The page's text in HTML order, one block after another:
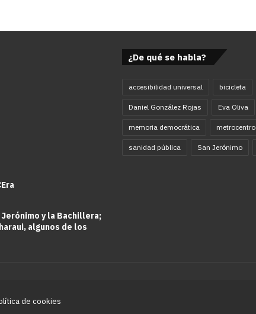
y la Bachillera;
algunos de los
¿De qué se habla?
accesibilidad universal bicicleta
Daniel González Rojas Eva Oliva
memoria democrática metrocentro
sanidad pública San Jerónimo
de cookies